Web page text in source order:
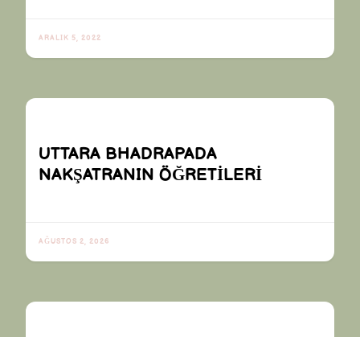
ARALIK 5, 2022
UTTARA BHADRAPADA
NAKŞATRANIN ÖĞRETİLERİ
AĞUSTOS 2, 2026